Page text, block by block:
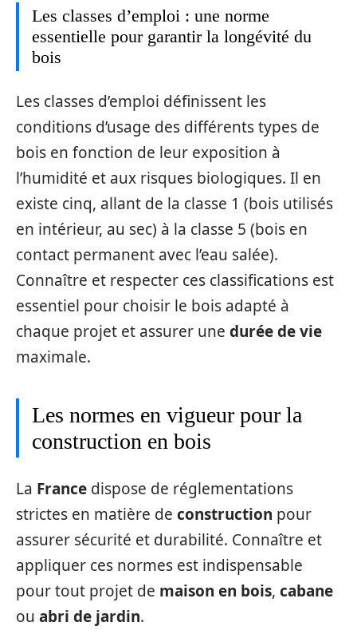
Les classes d’emploi : une norme
essentielle pour garantir la longévité du
bois
Les classes d’emploi définissent les
conditions d’usage des différents types de
bois en fonction de leur exposition à
l’humidité et aux risques biologiques. Il en
existe cinq, allant de la classe 1 (bois utilisés
en intérieur, au sec) à la classe 5 (bois en
contact permanent avec l’eau salée).
Connaître et respecter ces classifications est
essentiel pour choisir le bois adapté à
chaque projet et assurer une durée de vie
maximale.
Les normes en vigueur pour la
construction en bois
La France dispose de réglementations
strictes en matière de construction pour
assurer sécurité et durabilité. Connaître et
appliquer ces normes est indispensable
pour tout projet de maison en bois, cabane
ou abri de jardin.